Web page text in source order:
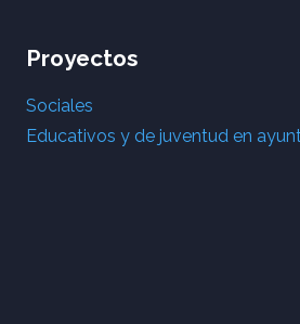
Proyectos
Sociales
Educativos y de juventud en